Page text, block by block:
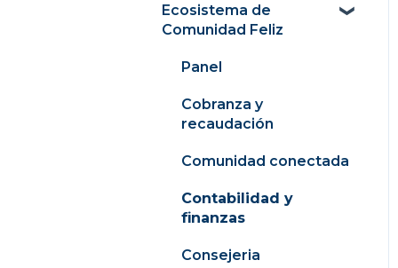
Ecosistema de
Comunidad Feliz
Panel
Cobranza y
recaudación
Comunidad conectada
Contabilidad y
finanzas
Consejeria